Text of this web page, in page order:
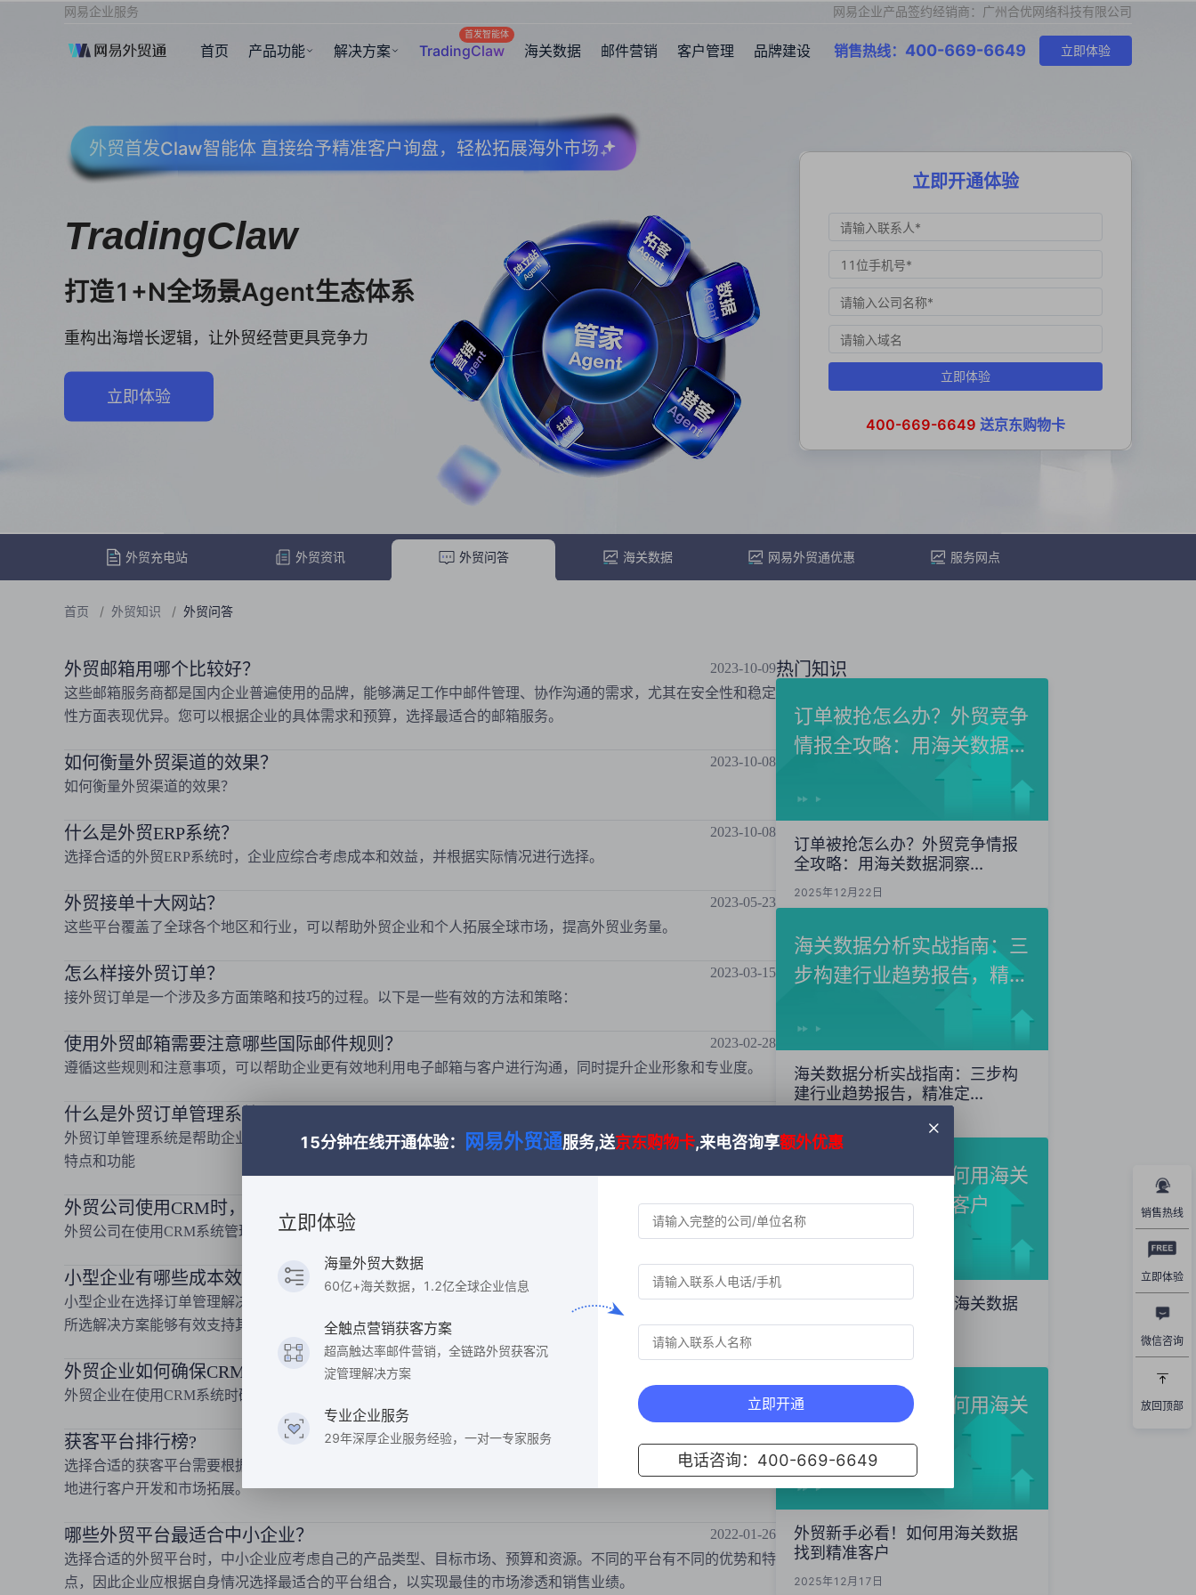
网易企业服务 网易企业产品签约经销商：广州合优网络科技有限公司
首页 产品功能 解决方案 TradingClaw
首发智能体
海关数据 邮件营销 客户管理 品牌建设 销售热线： 400-669-6649 立即体验
外贸首发Claw智能体 直接给予精准客户询盘，轻松拓展海外市场
TradingClaw
打造1+N全场景Agent生态体系
重构出海增长逻辑，让外贸经营更具竞争力
立即体验
立即开通体验
立即体验
400-669-6649 送京东购物卡
外贸充电站 外贸资讯 外贸问答 海关数据 网易外贸通优惠 服务网点
首页 / 外贸知识 / 外贸问答
外贸邮箱用哪个比较好？
2023-10-09
这些邮箱服务商都是国内企业普遍使用的品牌，能够满足工作中邮件管理、协作沟通的需求，尤其在安全性和稳定
性方面表现优异。您可以根据企业的具体需求和预算，选择最适合的邮箱服务。
如何衡量外贸渠道的效果？
2023-10-08
如何衡量外贸渠道的效果？
什么是外贸ERP系统？
2023-10-08
选择合适的外贸ERP系统时，企业应综合考虑成本和效益，并根据实际情况进行选择。
外贸接单十大网站？
2023-05-23
这些平台覆盖了全球各个地区和行业，可以帮助外贸企业和个人拓展全球市场，提高外贸业务量。
怎么样接外贸订单？
2023-03-15
接外贸订单是一个涉及多方面策略和技巧的过程。以下是一些有效的方法和策略：
使用外贸邮箱需要注意哪些国际邮件规则？
2023-02-28
遵循这些规则和注意事项，可以帮助企业更有效地利用电子邮箱与客户进行沟通，同时提升企业形象和专业度。
什么是外贸订单管理系统？
外贸订单管理系统是帮助企业管理客户订单、库存、配送、发票等全过程的工具。以下是一些外贸订单管理系统的
特点和功能
外贸公司使用CRM时，如何管理不同国家和地区的客户数据？
2023-01-23
外贸公司在使用CRM系统管理不同国家和地区的客户数据时，可以采取以下措施：
小型企业有哪些成本效益高的订单管理解决方案？
2022-12-19
小型企业在选择订单管理解决方案时，应考虑系统的成本、易用性、可扩展性和与现有业务流程的兼容性，以确保
所选解决方案能够有效支持其业务运营。
外贸企业如何确保CRM系统的数据安全？
外贸企业在使用CRM系统时确保数据安全可以采取以下措施：
获客平台排行榜?
2022-02-10
选择合适的获客平台需要根据企业的产品特点、目标市场和预算来决定。结合平台的功能和服务，企业可以更有效
地进行客户开发和市场拓展。
哪些外贸平台最适合中小企业？
2022-01-26
选择合适的外贸平台时，中小企业应考虑自己的产品类型、目标市场、预算和资源。不同的平台有不同的优势和特
点，因此企业应根据自身情况选择最适合的平台组合，以实现最佳的市场渗透和销售业绩。
热门知识
订单被抢怎么办？外贸竞争
情报全攻略：用海关数据洞
订单被抢怎么办？外贸竞争情报
全攻略：用海关数据洞察...
2025年12月22日
海关数据分析实战指南：三
步构建行业趋势报告，精准
海关数据分析实战指南：三步构
建行业趋势报告，精准定...
外贸获客秘籍：如何用海关
数据精准开发海外客户
外贸获客秘籍：如何用海关数据
精准开发海外客户
外贸新手必看！如何用海关
外贸新手必看！如何用海关数据
找到精准客户
2025年12月17日
15分钟在线开通体验： 网易外贸通服务,送京东购物卡,来电咨询享额外优惠
立即体验
海量外贸大数据
60亿+海关数据，1.2亿全球企业信息
全触点营销获客方案
超高触达率邮件营销，全链路外贸获客沉
淀管理解决方案
专业企业服务
29年深厚企业服务经验，一对一专家服务
立即开通
电话咨询：400-669-6649
销售热线
立即体验
微信咨询
放回顶部